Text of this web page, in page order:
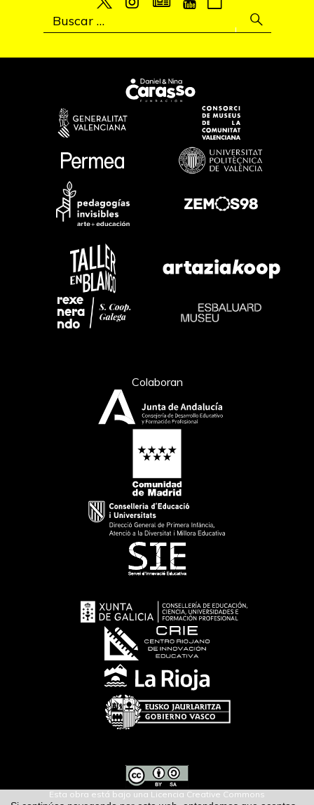
Colaboran
Esta obra está bajo una Licencia Creative Commons